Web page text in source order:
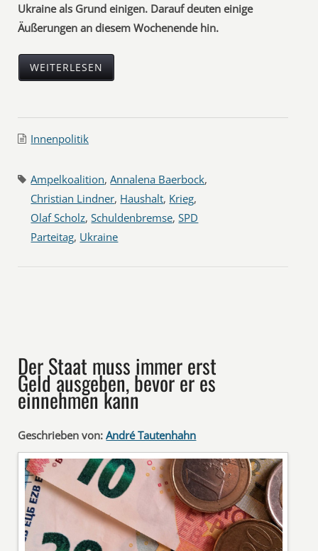
Ukraine als Grund einigen. Darauf deuten einige
Äußerungen an diesem Wochenende hin.
WEITERLESEN
Innenpolitik
Ampelkoalition,Annalena Baerbock,
Christian Lindner, Haushalt, Krieg,
Olaf Scholz,Schuldenbremse,SPD
Parteitag, Ukraine
Der Staat muss immer erst
Geld ausgeben, bevor er es
einnehmen kann
Geschrieben von: André Tautenhahn